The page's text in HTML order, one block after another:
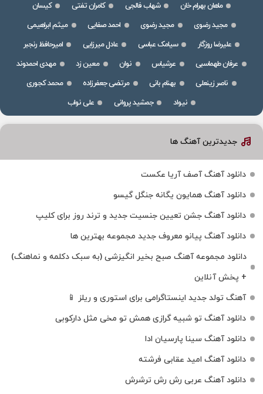
ماهان بهرام خان
شهاب فالجی کامران تفتی
کیسان
مجید رضوی
مجید رضوی احمد صفایی
میثم ابراهیمی
علیرضا روزگار
سیامک عباسی عادل میرزایی
امیرحافظ رنجبر
عرفان طهماسبی
عرشیاس نوان معین زد
مهدی احمدوند
ناصر زینعلی
بهنام بانی مرتضی جعفرزاده
محمد کجوری
نیواد
جمشید پروانی علی نواب
جدیدترین آهنگ ها
دانلود آهنگ آصف آریا عکست
دانلود آهنگ همایون یگانه جنگل گیسو
دانلود آهنگ جشن تعیین جنسیت جدید و ترند روز برای کلیپ
دانلود آهنگ پیانو معروف جدید مجموعه بهترین ها
دانلود مجموعه آهنگ صبح بخیر انگیزشی (به سبک دکلمه و نماهنگ)
+ پخش آنلاین
آهنگ تولد جدید اینستاگرامی برای استوری و ریلز 📱
دانلود آهنگ تو شبیه گرازی همش تو مخی مثل دارکوبی
دانلود آهنگ سینا پارسیان ادا
دانلود آهنگ امید عقابی فرشته
دانلود آهنگ عربی رش رش ترشرش